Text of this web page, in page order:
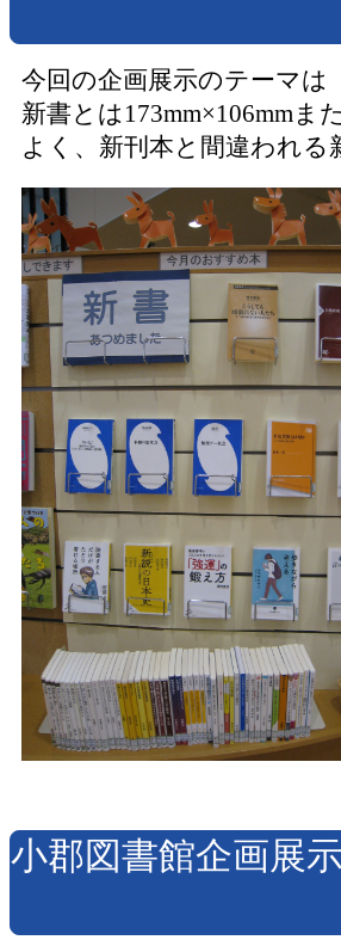
今回の企画展示のテーマ
新書とは173mm×106mmま
よく、新刊本と間違われる
小郡図書館企画展